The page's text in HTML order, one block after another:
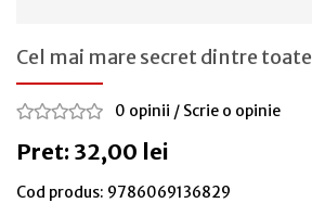
Cel mai mare secret dintre toate
0 opinii / Scrie o opinie
Pret: 32,00 lei
Cod produs: 9786069136829